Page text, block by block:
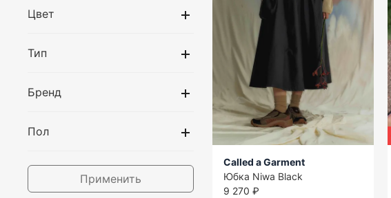
Цвет
Тип
Бренд
Пол
Применить
Called a Garment
Юбка Niwa Black
9 270 ₽